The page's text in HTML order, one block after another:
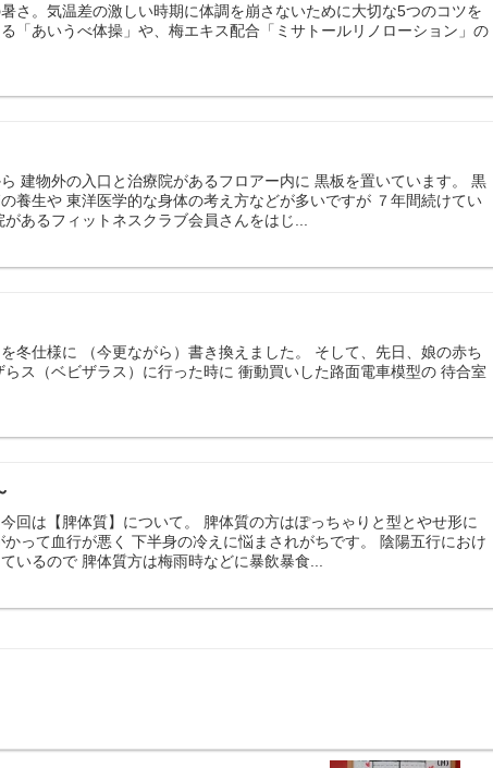
さ。気温差の激しい時期に体調を崩さないために大切な5つのコツを
「あいうべ体操」や、梅エキス配合「ミサトールリノローション」の
建物外の入口と治療院があるフロアー内に 黒板を置いています。 黒
養生や 東洋医学的な身体の考え方などが多いですが ７年間続けてい
あるフィットネスクラブ会員さんをはじ...
冬仕様に （今更ながら）書き換えました。 そして、先日、娘の赤ち
らス（ベビザラス）に行った時に 衝動買いした路面電車模型の 待合室
回は【脾体質】について。 脾体質の方はぽっちゃりと型とやせ形に
って血行が悪く 下半身の冷えに悩まされがちです。 陰陽五行におけ
いるので 脾体質方は梅雨時などに暴飲暴食...